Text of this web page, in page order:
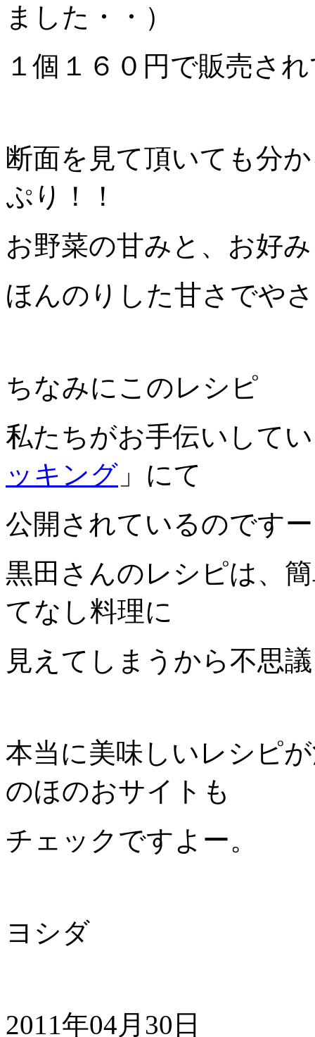
ました・・）
１個１６０円で販売さ
断面を見て頂いても分
ぷり！！
お野菜の甘みと、お好
ほんのりした甘さでや
ちなみにこのレシピ
私たちがお手伝いして
ッキング 」にて
公開されているのです
黒田さんのレシピは、
てなし料理に
見えてしまうから不思
本当に美味しいレシピ
のほのおサイトも
チェックですよー。
ヨシダ
2011年04月30日